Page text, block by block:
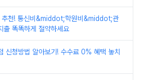
추천! 통신비&middot;학원비&middot;관
출 똑똑하게 절약하세요
신청방법 알아보기! 수수료 0% 혜택 놓치